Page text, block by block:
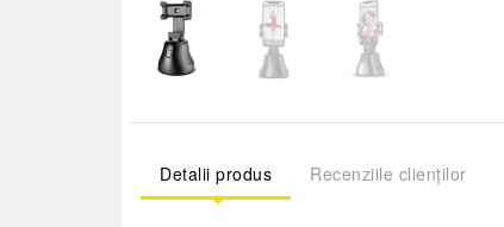
Detalii produs Recenziile clienților